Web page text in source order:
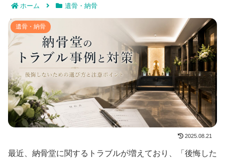
ホーム 遺骨・納骨
納骨堂のトラブル事例と対策｜後悔しないための選び方
と注意ポイント
遺骨・納骨
2025.08.21
最近、納骨堂に関するトラブルが増えており、「後悔した